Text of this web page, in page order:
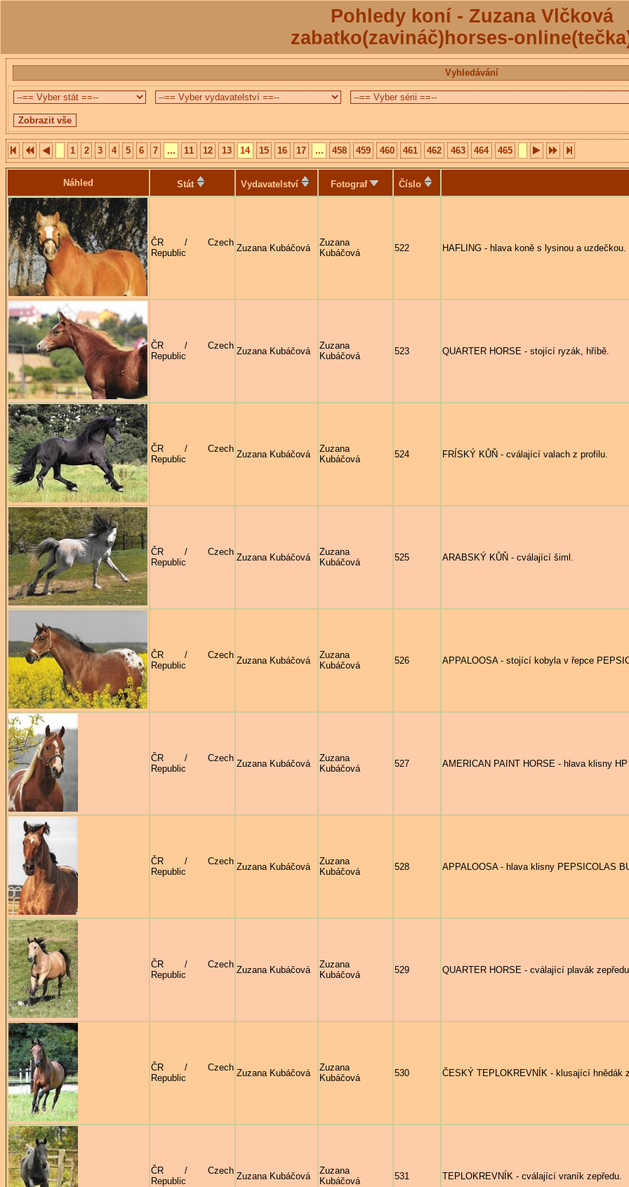
Pohledy koní - Zuzana Vlčková
zabatko(zavináč)horses-
Vyhledávání
1 2 3 4 5 6 7 ... 11 12 13 14 15 16 17 ... 458 459 460 461 462 463 464 465
Náhled Stát Vydavatelství Fotograf Číslo
ČR / Czech
Republic
Zuzana Kubáčová
Zuzana
Kubáčová
522 HAFLING - hlava koně s lysinou a uzdečkou.
ČR / Czech
Republic
Zuzana Kubáčová
Zuzana
Kubáčová
523 QUARTER HORSE - stojící ryzák, hříbě.
ČR / Czech
Republic
Zuzana Kubáčová
Zuzana
Kubáčová
524 FRÍSKÝ KŮŇ - cválající valach z profilu.
ČR / Czech
Republic
Zuzana Kubáčová
Zuzana
Kubáčová
525 ARABSKÝ KŮŇ - cválající šiml.
ČR / Czech
Republic
Zuzana Kubáčová
Zuzana
Kubáčová
526 APPALOOSA - stojící kobyla v řepce
ČR / Czech
Republic
Zuzana Kubáčová
Zuzana
Kubáčová
527 AMERICAN PAINT HORSE - hlava klisny
ČR / Czech
Republic
Zuzana Kubáčová
Zuzana
Kubáčová
528 APPALOOSA - hlava klisny PEPSICOLAS
ČR / Czech
Republic
Zuzana Kubáčová
Zuzana
Kubáčová
529 QUARTER HORSE - cválající plavák zepředu.
ČR / Czech
Republic
Zuzana Kubáčová
Zuzana
Kubáčová
530 ČESKÝ TEPLOKREVNÍK - klusající hnědák
ČR / Czech
Republic
Zuzana Kubáčová
Zuzana
Kubáčová
531 TEPLOKREVNÍK - cválající vraník zepředu.